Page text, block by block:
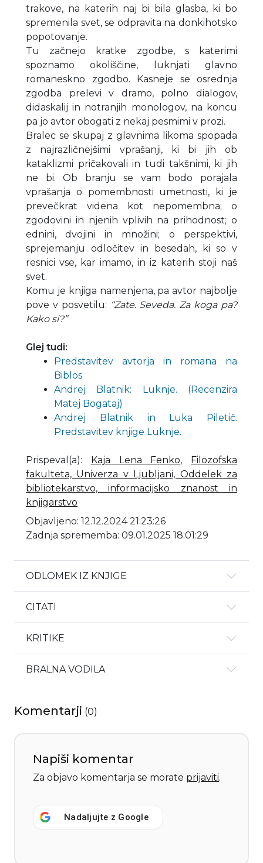
trakove, na katerih naj bi bila glasba, ki bo
spremenila svet, se odpravita na donkihotsko
popotovanje.
Tu začnejo kratke zgodbe, s katerimi
spoznamo okoliščine, luknjati glavno
romaneskno zgodbo. Kasneje se osrednja
zgodba prelevi v dramo, polno dialogov,
didaskalij in notranjih monologov, na koncu
pa jo avtor obogati z nekaj pesmimi v prozi.
Bralec se skupaj z glavnima likoma spopada
z najrazličnejšimi vprašanji, ki bi jih ob
kataklizmi pričakovali in tudi takšnimi, ki jih
ne bi. Ob branju se vam bodo porajala
vprašanja o pomembnosti umetnosti, ki je
prevečkrat videna kot nepomembna; o
zgodovini in njenih vplivih na prihodnost; o
ednini, dvojini in množini; o perspektivi,
sprejemanju odločitev in besedah, ki so v
resnici vse, kar imamo, in iz katerih stoji naš
svet.
Komu je knjiga namenjena, pa avtor najbolje
pove v posvetilu: “Zate. Seveda. Za koga pa?
Kako si?”
Glej tudi:
Predstavitev avtorja in romana na
Biblos
Andrej Blatnik: Luknje. (Recenzira
Matej Bogataj)
Andrej Blatnik in Luka Piletič.
Predstavitev knjige Luknje.
Prispeval(a): Kaja Lena Fenko,
Filozofska
fakulteta, Univerza v Ljubljani, Oddelek za
bibliotekarstvo, informacijsko znanost in
knjigarstvo
Objavljeno: 12.12.2024 21:23:26
Zadnja sprememba: 09.01.2025 18:01:29
ODLOMEK IZ KNJIGE
CITATI
KRITIKE
BRALNA VODILA
Komentarji (0)
Napiši komentar
Za objavo komentarja se morate prijaviti.
Nadaljujte z Google